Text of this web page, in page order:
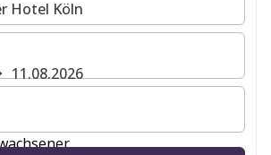
11.08.2026
der Zimmer und Gäste für Ihren